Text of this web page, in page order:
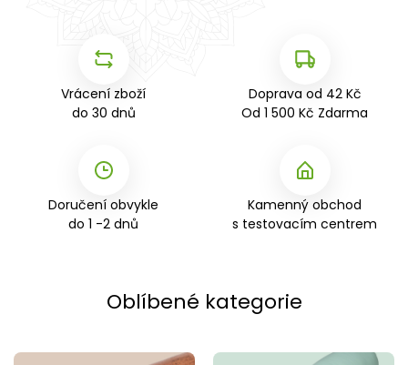
Vrácení zboží
do 30 dnů
Doprava od 42 Kč
Od 1 500 Kč Zdarma
Doručení obvykle
do 1 -2 dnů
Kamenný obchod
s testovacím centrem
Oblíbené kategorie